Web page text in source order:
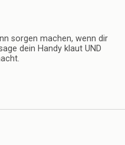
sorgen machen, wenn dir
dein Handy klaut UND